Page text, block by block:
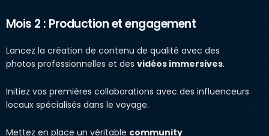
Mois 2 : Production et engagement
Lancez la création de contenu de qualité avec des
photos professionnelles et des vidéos immersives.
Initiez vos premières collaborations avec des influenceurs
locaux spécialisés dans le voyage.
Mettez en place un véritable community